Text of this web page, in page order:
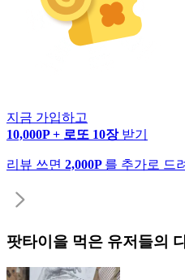
지금 가입하고
10,000P + 로또 10장 받기
리뷰 쓰면 2,000P 를 추가로 드
팟타이 을 먹은 유저들의